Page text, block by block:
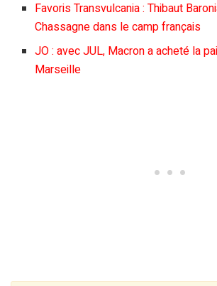
Favoris Transvulcania : Thibaut
Chassagne dans le camp français
JO : avec JUL, Macron a acheté la
Marseille